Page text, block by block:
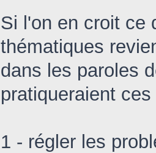
Si l'on en croit ce
thématiques
dans les paroles
pratiqueraient
1 - régler les